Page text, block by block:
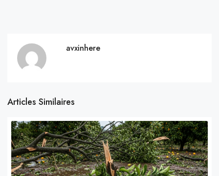
avxinhere
Articles Similaires